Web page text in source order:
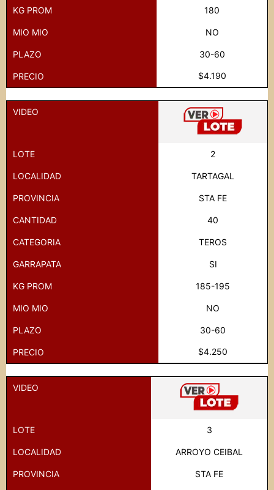
KG PROM 180
MIO MIO NO
PLAZO 30-60
PRECIO $4.190
VIDEO
LOTE 2
LOCALIDAD TARTAGAL
PROVINCIA STA FE
CANTIDAD 40
CATEGORIA TEROS
GARRAPATA SI
KG PROM 185-195
MIO MIO NO
PLAZO 30-60
PRECIO $4.250
VIDEO
LOTE 3
LOCALIDAD ARROYO CEIBAL
PROVINCIA STA FE